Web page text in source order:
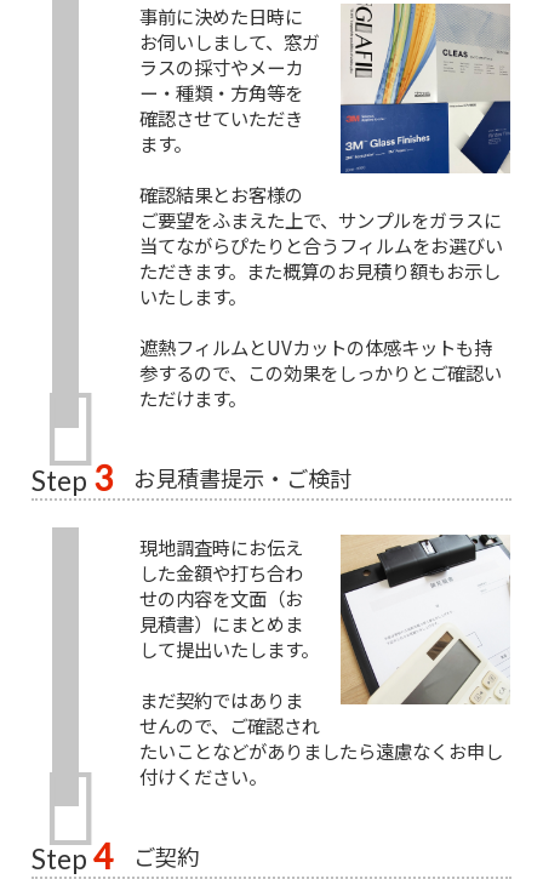
事前に決めた日時に
お伺いしまして、窓ガ
ラスの採寸やメーカ
ー・種類・方角等を
確認させていただき
ます。
確認結果とお客様の
ご要望をふまえた上で、サンプルをガラスに
当てながらぴたりと合うフィルムをお選びい
ただきます。また概算のお見積り額もお示し
いたします。
遮熱フィルムとUVカットの体感キットも持
参するので、この効果をしっかりとご確認い
ただけます。
Step 3 お見積書提示・ご検討
現地調査時にお伝え
した金額や打ち合わ
せの内容を文面（お
見積書）にまとめま
して提出いたします。
まだ契約ではありま
せんので、ご確認され
たいことなどがありましたら遠慮なくお申し
付けください。
Step 4 ご契約